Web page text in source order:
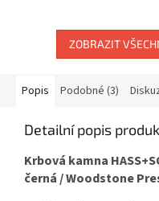
ZOBRAZIT
Popis Podobné (3)
Detailní popis
Krbová kamna
černá / Woodstone